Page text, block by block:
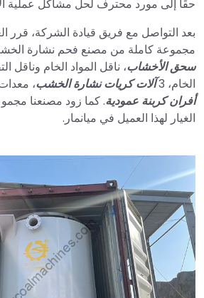
حقًا إلى مورد محترف لحل مشاكل عملية
بعد التواصل مع فريق قيادة الشركة، قرر
مجموعة كاملة من مصنع فحم نشارة
سحق الأخشاب، ناقل المواد الخام وناقل
الخام، 3
آلات كريات نشارة الخشب،
أفران كربنة عمودية. كما زود مصنعنا
الغيار لهذا العميل في ميانمار.